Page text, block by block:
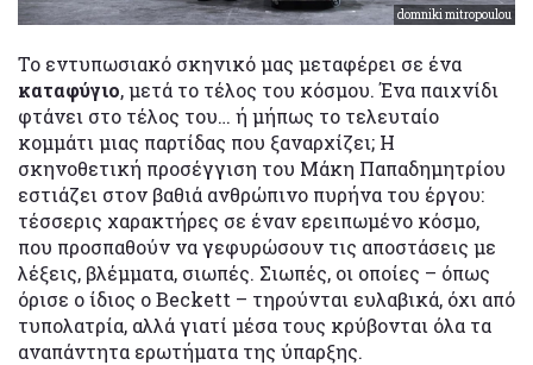
domniki mitropoulou
Το εντυπωσιακό σκηνικό μας μεταφέρει σε ένα
καταφύγιο, μετά το τέλος του κόσμου. Ένα παιχνίδι
φτάνει στο τέλος του… ή μήπως το τελευταίο
κομμάτι μιας παρτίδας που ξαναρχίζει; Η
σκηνοθετική προσέγγιση του Μάκη Παπαδημητρίου
εστιάζει στον βαθιά ανθρώπινο πυρήνα του έργου:
τέσσερις χαρακτήρες σε έναν ερειπωμένο κόσμο,
που προσπαθούν να γεφυρώσουν τις αποστάσεις με
λέξεις, βλέμματα, σιωπές. Σιωπές, οι οποίες – όπως
όρισε ο ίδιος ο Beckett – τηρούνται ευλαβικά, όχι από
τυπολατρία, αλλά γιατί μέσα τους κρύβονται όλα τα
αναπάντητα ερωτήματα της ύπαρξης.